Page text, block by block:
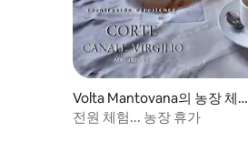
Volta Mantovana의 농장 체험
숙소
전원 체험... 농장 휴가